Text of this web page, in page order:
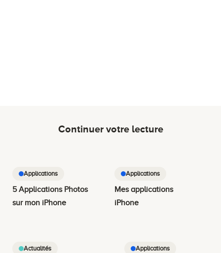
Continuer votre lecture
Applications
5 Applications Photos
sur mon iPhone
Applications
Mes applications
iPhone
Actualités Applications